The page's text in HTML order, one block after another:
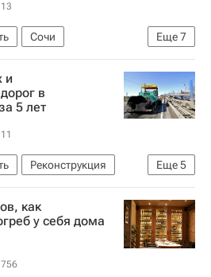
13
Еще7
Сочи
(Росавтодор)
и
в
5 лет
11
Еще5
Реконструкция
Строительство
как
у себя дома
756